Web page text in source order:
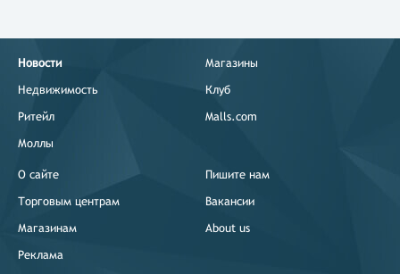
Новости
Недвижимость
Ритейл
Моллы
Магазины
Клуб
Malls.com
О сайте
Торговым центрам
Магазинам
Реклама
Пишите нам
Вакансии
About us